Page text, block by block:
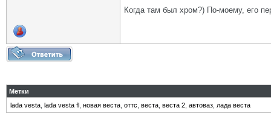
Когда там был хром?) По-моему, его
Метки
lada vesta lada vesta fl новая веста оттс веста веста 2 автоваз лада веста